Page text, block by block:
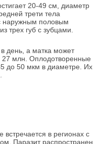
20-49 см, диаметр
трети тела
наружным половым
трех губ с зубцами.
день, а матка может
27 млн. Оплодотворенные
до 50 мкм в диаметре. Их
в регионах с
Паразит распространен